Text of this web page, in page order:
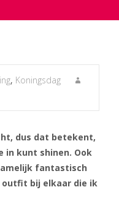
, Koningsdag
dus dat betekent,
in kunt shinen. Ook
fantastisch
outfit bij elkaar die ik